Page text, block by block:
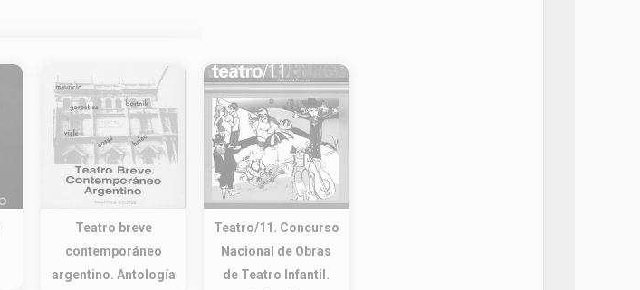
Teatro breve
contemporáneo
argentino. Antología
Teatro/11. Concurso
Nacional de Obras
de Teatro Infantil.